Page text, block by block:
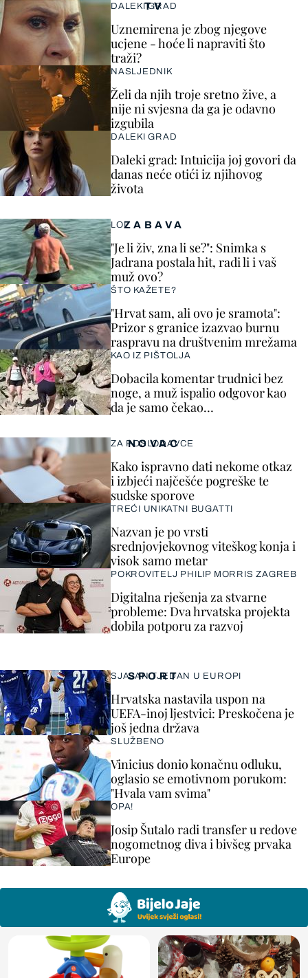
ZABAVA
LOL
"Je li živ, zna li se?": Snimka s
Jadrana postala hit, radi li i vaš
muž ovo?
ŠTO KAŽETE?
"Hrvat sam, ali ovo je sramota":
Prizor s granice izazvao burnu
raspravu na društvenim mrežama
KAO IZ PIŠTOLJA
Dobacila komentar trudnici bez
noge, a muž ispalio odgovor kao
da je samo čekao…
SPORT
SJAJAN TJEDAN U EUROPI
Hrvatska nastavila uspon na
UEFA-inoj ljestvici: Preskočena je
još jedna država
SLUŽBENO
Vinicius donio konačnu odluku,
oglasio se emotivnom porukom:
"Hvala vam svima"
OPA!
Josip Šutalo radi transfer u redove
nogometnog diva i bivšeg prvaka
Europe
TV
DALEKI GRAD
Uznemirena je zbog njegove
ucjene - hoće li napraviti što
traži?
NASLJEDNIK
Želi da njih troje sretno žive, a
nije ni svjesna da ga je odavno
izgubila
DALEKI GRAD
Daleki grad: Intuicija joj govori da
danas neće otići iz njihovog
života
NOVAC
ZA POSLODAVCE
Kako ispravno dati nekome otkaz
i izbjeći najčešće pogreške te
sudske sporove
TREĆI UNIKATNI BUGATTI
Nazvan je po vrsti
srednjovjekovnog viteškog konja i
visok samo metar
POKROVITELJ PHILIP MORRIS ZAGREB
Digitalna rješenja za stvarne
probleme: Dva hrvatska projekta
dobila potporu za razvoj